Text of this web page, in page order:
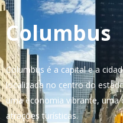
Columbus
Columbus é a capital e a
localizada no centro do
uma economia vibrante, uma
atrações turísticas.